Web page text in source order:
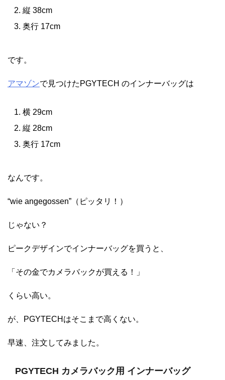
縦 38cm
奥行 17cm
です。
アマゾンで見つけたPGYTECH のインナーバッグは
横 29cm
縦 28cm
奥行 17cm
なんです。
“wie angegossen”（ピッタリ！）
じゃない？
ピークデザインでインナーバッグを買うと、
「その金でカメラバックが買える！」
くらい高い。
が、PGYTECHはそこまで高くない。
早速、注文してみました。
PGYTECH カメラバック用 インナーバッグ